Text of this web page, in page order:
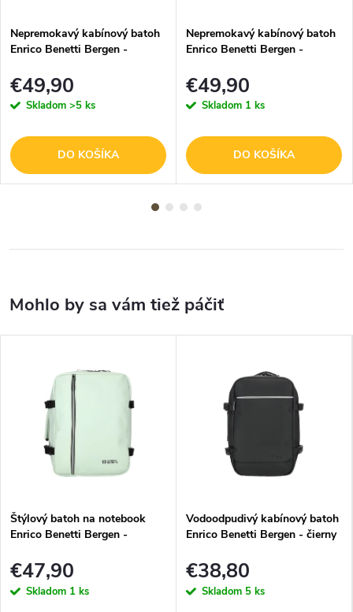
Nepremokavý kabínový batoh
Enrico Benetti Bergen -
€49,90
Skladom >5 ks
DO KOŠÍKA
Nepremokavý kabínový batoh
Enrico Benetti Bergen -
béžový
€49,90
Skladom 1 ks
DO KOŠÍKA
Štýlový batoh na notebook
Enrico Benetti Bergen -
€47,90
Skladom 1 ks
Vodoodpudivý kabínový batoh
Enrico Benetti Bergen - čierny
€38,80
Skladom 5 ks